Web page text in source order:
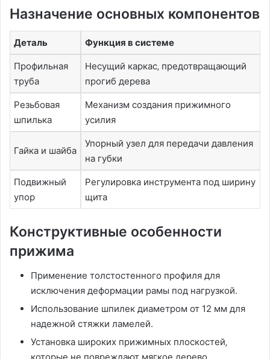
Назначение основных компонентов
Деталь Функция в системе
Профильная
труба
Несущий каркас‚ предотвращающий
прогиб дерева
Резьбовая
шпилька
Механизм создания прижимного
усилия
Гайка и шайба
Упорный узел для передачи давления
на губки
Подвижный
упор
Регулировка инструмента под ширину
щита
Конструктивные особенности
прижима
Применение толстостенного профиля для
исключения деформации рамы под нагрузкой.
Использование шпилек диаметром от 12 мм для
надежной стяжки ламелей.
Установка широких прижимных плоскостей‚